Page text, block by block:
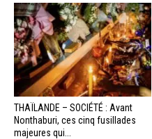
THAÏLANDE – SOCIÉTÉ : Avant
Nonthaburi, ces cinq fusillades
majeures qui...